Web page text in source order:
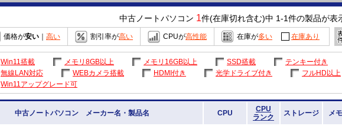
中古ノートパソコン 1件(在庫切れ含む)中 1-1件の製品が表
価格が安い 高い 割引率が高い CPUが高性能 在庫が多い 在庫あり
Win11搭載 メモリ8GB以上 メモリ16GB以上 SSD搭載
テンキー付き
無線LAN対応
WEBカメラ搭載 HDMI付き 光学ドライブ付き
フルHD以上
Win11アップグレード可
中古ノートパソコン メーカー名・製品名 CPU
CPU
ランク
ストレージ メ